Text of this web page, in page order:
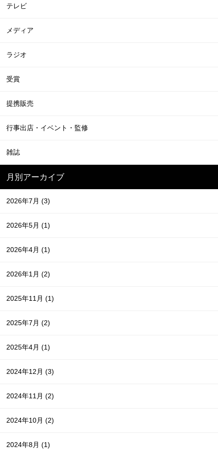
テレビ
メディア
ラジオ
受賞
提携販売
行事出店・イベント・監修
雑誌
月別アーカイブ
2026年7月(3)
2026年5月(1)
2026年4月(1)
2026年1月(2)
2025年11月(1)
2025年7月(2)
2025年4月(1)
2024年12月(3)
2024年11月(2)
2024年10月(2)
2024年8月(1)